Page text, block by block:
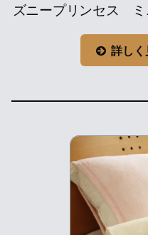
ズニープリンセス
詳しく